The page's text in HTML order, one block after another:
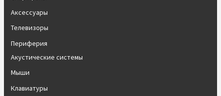
Аксессуары
Телевизоры
Периферия
Акустические системы
Мыши
Клавиатуры